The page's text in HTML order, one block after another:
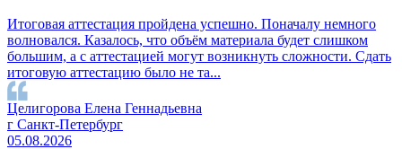
Итоговая аттестация пройдена успешно. Поначалу немного
волновался. Казалось, что объём материала будет слишком
большим, а с аттестацией могут возникнуть сложности. Сдать
итоговую аттестацию было не та...
Целигорова Елена Геннадьевна
г Санкт-Петербург
05.08.2026